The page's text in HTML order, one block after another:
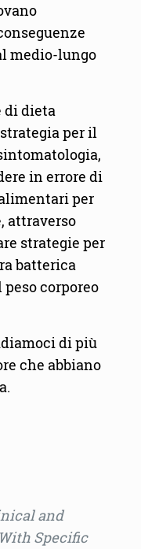
medio-lungo
di dieta
per il
in errore di
per
attraverso
strategie per
batterica
corporeo
di più
che abbiano
and
Specific